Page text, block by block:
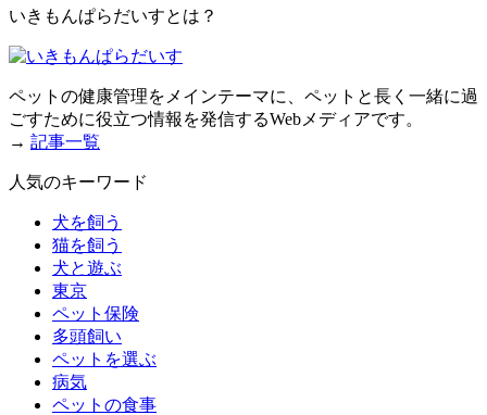
いきもんぱらだいすとは？
ペットの健康管理をメインテーマに、ペットと長く一緒に過
ごすために役立つ情報を発信するWebメディアです。
→ 記事一覧
人気のキーワード
犬を飼う
猫を飼う
犬と遊ぶ
東京
ペット保険
多頭飼い
ペットを選ぶ
病気
ペットの食事